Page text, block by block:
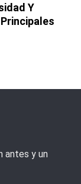
Y
antes y un